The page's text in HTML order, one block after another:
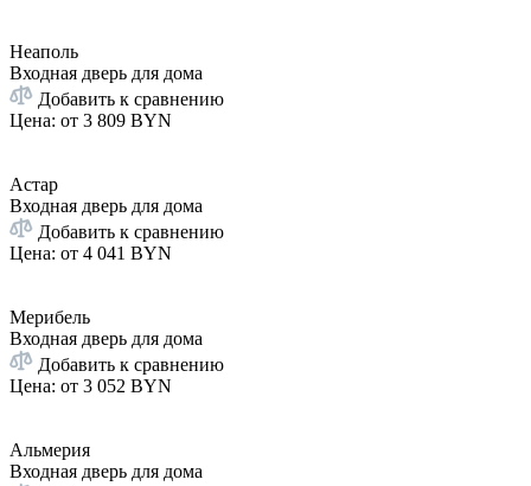
Неаполь
Входная дверь для дома
Добавить к сравнению
Цена: от 3 809 BYN
Астар
Входная дверь для дома
Добавить к сравнению
Цена: от 4 041 BYN
Мерибель
Входная дверь для дома
Добавить к сравнению
Цена: от 3 052 BYN
Альмерия
Входная дверь для дома